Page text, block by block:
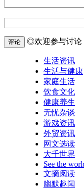
评论 ◎欢迎参与讨论
生活资讯
生活与健康
家庭生活
饮食文化
健康养生
无忧杂谈
游戏资讯
外贸资讯
网文选读
大千世界
See the
文摘阅读
幽默趣闻